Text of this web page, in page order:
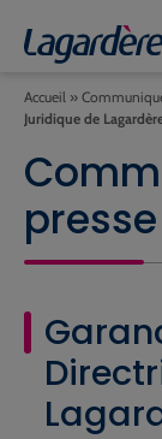
Accueil »
Juridique de
presse